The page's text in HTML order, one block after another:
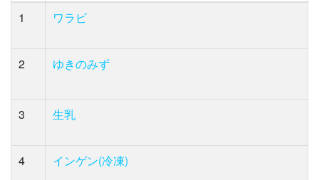
1
ワラビ
2 ゆきのみず
3 生乳
4 インゲン(冷凍)